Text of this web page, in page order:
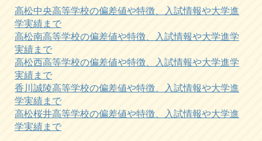
高松中央高等学校の偏差値や特徴、入試情報や大学進
学実績まで
高松南高等学校の偏差値や特徴、入試情報や大学進学
実績まで
高松西高等学校の偏差値や特徴、入試情報や大学進学
実績まで
香川誠陵高等学校の偏差値や特徴、入試情報や大学進
学実績まで
高松桜井高等学校の偏差値や特徴、入試情報や大学進
学実績まで